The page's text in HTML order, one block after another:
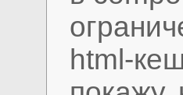
html-